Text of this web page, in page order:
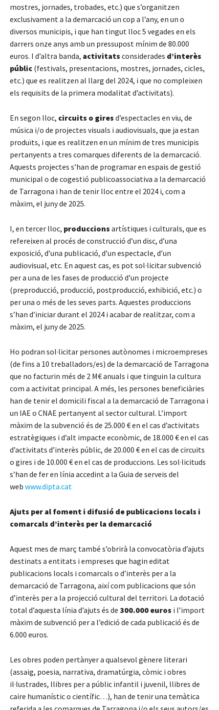
mostres, jornades, trobades, etc.) que s’organitzen
exclusivament a la demarcació un cop a l’any, en un o
diversos municipis, i que han tingut lloc 5 vegades en els
darrers onze anys amb un pressupost mínim de 80.000
euros. I d’altra banda, activitats considerades d’interès
públic (festivals, presentacions, mostres, jornades, cicles,
etc.) que es realitzen al llarg del 2024, i que no compleixen
els requisits de la primera modalitat d’activitats).
En segon lloc, circuits o gires d’espectacles en viu, de
música i/o de projectes visuals i audiovisuals, que ja estan
produïts, i que es realitzen en un mínim de tres municipis
pertanyents a tres comarques diferents de la demarcació.
Aquests projectes s’han de programar en espais de gestió
municipal o de cogestió publicoassociativa a la demarcació
de Tarragona i han de tenir lloc entre el 2024 i, com a
màxim, el juny de 2025.
I, en tercer lloc, produccions artístiques i culturals, que es
refereixen al procés de construcció d’un disc, d’una
exposició, d’una publicació, d’un espectacle, d’un
audiovisual, etc. En aquest cas, es pot sol·licitar subvenció
per a una de les fases de producció d’un projecte
(preproducció, producció, postproducció, exhibició, etc.) o
per una o més de les seves parts. Aquestes produccions
s’han d’iniciar durant el 2024 i acabar de realitzar, com a
màxim, el juny de 2025.
Ho podran sol·licitar persones autònomes i microempreses
(de fins a 10 treballadors/es) de la demarcació de Tarragona
que no facturin més de 2 M€ anuals i que tinguin la cultura
com a activitat principal. A més, les persones beneficiàries
han de tenir el domicili fiscal a la demarcació de Tarragona i
un IAE o CNAE pertanyent al sector cultural. L’import
màxim de la subvenció és de 25.000 € en el cas d’activitats
estratègiques i d’alt impacte econòmic, de 18.000 € en el cas
d’activitats d’interès públic, de 20.000 € en el cas de circuits
o gires i de 10.000 € en el cas de produccions. Les sol·licituds
s’han de fer en línia accedint a la Guia de serveis del
web www.dipta.cat
Ajuts per al foment i difusió de publicacions locals i
comarcals d’interès per la demarcació
Aquest mes de març també s’obrirà la convocatòria d’ajuts
destinats a entitats i empreses que hagin editat
publicacions locals i comarcals o d’interès per a la
demarcació de Tarragona, així com publicacions que són
d’interès per a la projecció cultural del territori. La dotació
total d’aquesta línia d’ajuts és de 300.000 euros i l’import
màxim de subvenció per a l’edició de cada publicació és de
6.000 euros.
Les obres poden pertànyer a qualsevol gènere literari
(assaig, poesia, narrativa, dramatúrgia, còmic i obres
il·lustrades, llibres per a públic infantil i juvenil, llibres de
caire humanístic o científic…), han de tenir una temàtica